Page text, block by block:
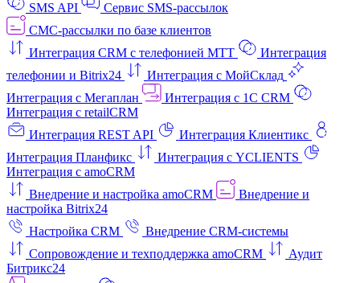
SMS API
Сервис SMS-рассылок
СМС-рассылки по базе клиентов
Интеграция CRM с телефонией МТТ
Интеграция
телефонии и Bitrix24
Интеграция с МойСклад
Интеграция с Мегаплан
Интеграция с 1C CRM
Интеграция с retailCRM
Интеграция REST API
Интеграция Клиентикс
Интеграция Планфикс
Интеграция с YCLIENTS
Интеграция с amoCRM
Внедрение и настройка amoCRM
Внедрение и
настройка Bitrix24
Настройка CRM
Внедрение CRM-системы
Сопровождение и техподдержка amoCRM
Аудит
Битрикс24